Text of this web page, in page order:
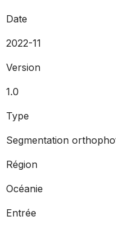
Date
2022-11
Version
1.0
Type
Segmentation
Région
Océanie
Entrée